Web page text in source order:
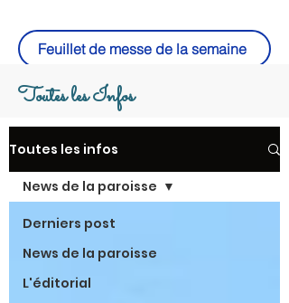
Feuillet de messe de la semaine
Toutes les Infos
Toutes les infos
Derniers post
News de la paroisse
L'éditorial
News de la paroisse